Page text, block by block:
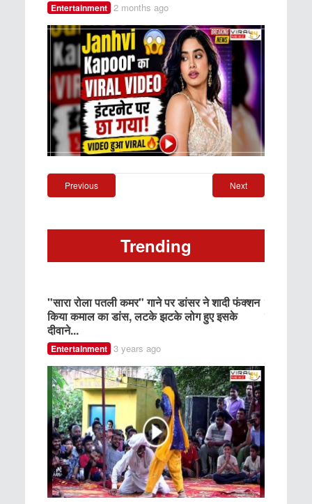
Entertainment 2 months ago
Next
Previous
Trending
"सारा रोला पतली कमर" गाने पर डांसर ने शादी फंक्शन
किया कमाल का डांस, लटके झटके लोग हुए इसके
दीवाने...
Entertainment 3 years ago